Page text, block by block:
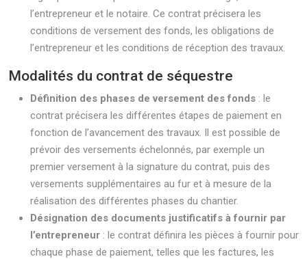
l’entrepreneur et le notaire. Ce contrat précisera les
conditions de versement des fonds, les obligations de
l’entrepreneur et les conditions de réception des travaux.
Modalités du contrat de séquestre
Définition des phases de versement des fonds : le
contrat précisera les différentes étapes de paiement en
fonction de l’avancement des travaux. Il est possible de
prévoir des versements échelonnés, par exemple un
premier versement à la signature du contrat, puis des
versements supplémentaires au fur et à mesure de la
réalisation des différentes phases du chantier.
Désignation des documents justificatifs à fournir par
l’entrepreneur : le contrat définira les pièces à fournir pour
chaque phase de paiement, telles que les factures, les